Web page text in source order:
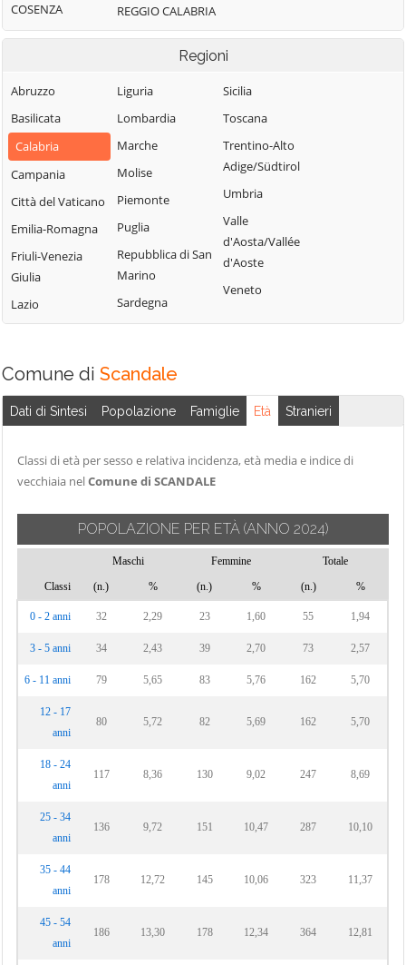
COSENZA
REGGIO CALABRIA
Regioni
Abruzzo
Basilicata
Calabria
Campania
Città del Vaticano
Emilia-Romagna
Friuli-Venezia
Giulia
Lazio
Liguria
Lombardia
Marche
Molise
Piemonte
Puglia
Repubblica di San
Marino
Sardegna
Sicilia
Toscana
Trentino-Alto
Adige/Südtirol
Umbria
Valle
d'Aosta/Vallée
d'Aoste
Veneto
Comune di Scandale
Dati di Sintesi Popolazione Famiglie Età Stranieri
Classi di età per sesso e relativa incidenza, età media e indice di
vecchiaia nelComune di SCANDALE
POPOLAZIONE PER ETÀ (ANNO 2024)
Maschi Femmine
Totale
Classi
(n.) % (n.) % (n.) %
0 - 2 anni 32 2,29 23 1,60 55 1,94
3 - 5 anni 34 2,43 39 2,70 73 2,57
6 - 11 anni 79 5,65 83 5,76 162 5,70
12 - 17
anni
80 5,72 82 5,69 162 5,70
18 - 24
anni
117 8,36 130 9,02 247 8,69
25 - 34
anni
136 9,72 151 10,47 287 10,10
35 - 44
anni
178 12,72 145 10,06 323 11,37
45 - 54
anni
186 13,30 178 12,34 364 12,81